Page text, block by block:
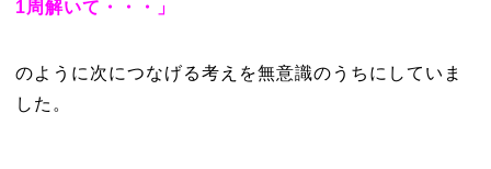
1周解いて・・・」
のように次につなげる考えを無意識のうちにしていま
した。